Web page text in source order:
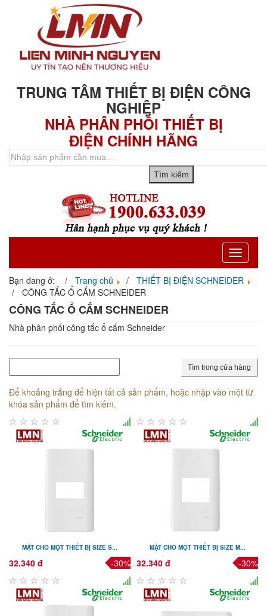
TRUNG TÂM THIẾT BỊ ĐIỆN CÔNG
NGHIỆP
NHÀ PHÂN PHỐI THIẾT BỊ
ĐIỆN CHÍNH HÃNG
Toggle
Bạn đang ở: Trang chủ
THIẾT BỊ ĐIỆN SCHNEIDER
CÔNG TẮC Ổ CẮM SCHNEIDER
CÔNG TẮC Ổ CẮM SCHNEIDER
Nhà phân phối công tắc ổ cắm Schneider
Tìm trong cửa hàng
Để khoảng trắng để hiện tất cả sản phẩm, hoặc nhập vào một từ
khóa sản phẩm để tìm kiếm.
MẶT CHO MỘT THIẾT BỊ SIZE S...
32.340 đ -30%
MẶT CHO MỘT THIẾT BỊ SIZE M...
32.340 đ -30%